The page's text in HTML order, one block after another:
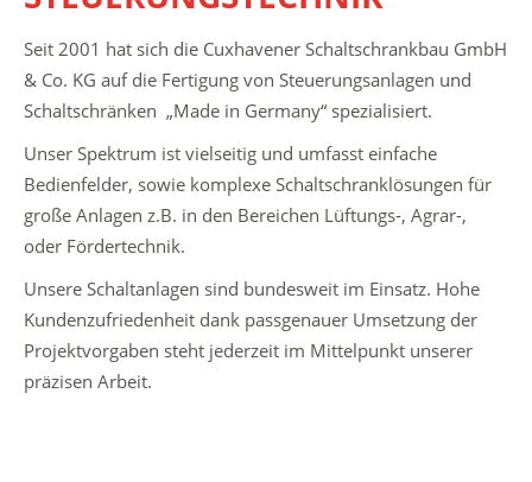
Seit 2001 hat sich die Cuxhavener Schaltschrankbau GmbH
& Co. KG auf die Fertigung von Steuerungsanlagen und
Schaltschränken „Made in Germany“ spezialisiert.
Unser Spektrum ist vielseitig und umfasst einfache
Bedienfelder, sowie komplexe Schaltschranklösungen für
große Anlagen z.B. in den Bereichen Lüftungs-, Agrar-,
oder Fördertechnik.
Unsere Schaltanlagen sind bundesweit im Einsatz. Hohe
Kundenzufriedenheit dank passgenauer Umsetzung der
Projektvorgaben steht jederzeit im Mittelpunkt unserer
präzisen Arbeit.